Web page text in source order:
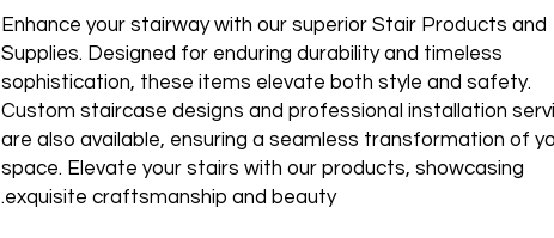
Enhance your stairway with our superior Stair Products and
Supplies. Designed for enduring durability and timeless
sophistication, these items elevate both style and safety.
Custom staircase designs and professional installation
are also available, ensuring a seamless transformation of
space. Elevate your stairs with our products, showcasing
exquisite craftsmanship and beauty.